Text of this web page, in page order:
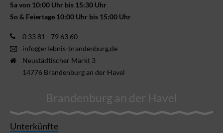
Sa von 10:00 Uhr bis 15:30 Uhr
So & Feiertage 10:00 Uhr bis 15:00 Uhr
0 33 81 - 79 63 60
info@erlebnis-brandenburg.de
Neustädtischer Markt 3
14776 Brandenburg an der Havel
Brandenburg an der Havel
Unterkünfte